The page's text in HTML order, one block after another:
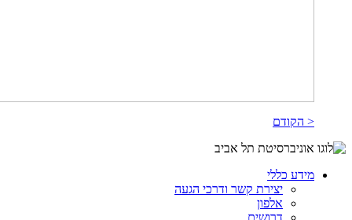
< הקודם
מידע כללי
יצירת קשר ודרכי הגעה
אלפון
דרושים